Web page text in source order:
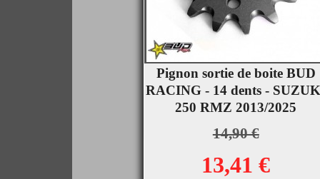
Pignon sortie de boite BUD
RACING - 14 dents -
250 RMZ 2013/2025
14,90 €
13,41 €
Aperçu rapide